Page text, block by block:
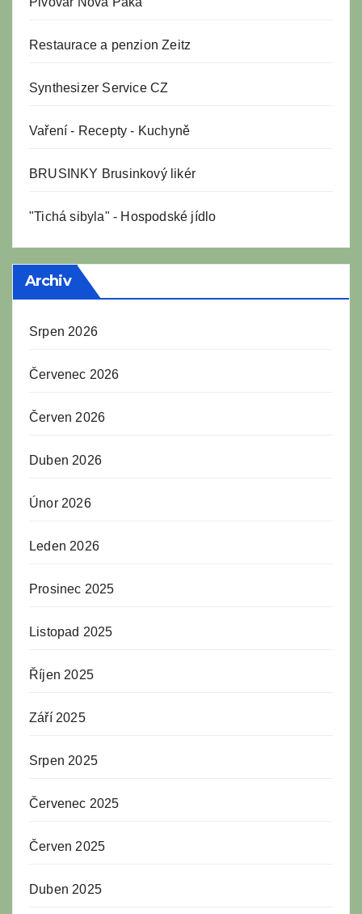
Restaurace a penzion Zeitz
Synthesizer Service CZ
Vaření - Recepty - Kuchyně
BRUSINKY Brusinkový likér
"Tichá sibyla" - Hospodské jídlo
Archiv
Srpen 2026
Červenec 2026
Červen 2026
Duben 2026
Únor 2026
Leden 2026
Prosinec 2025
Listopad 2025
Říjen 2025
Září 2025
Srpen 2025
Červenec 2025
Červen 2025
Duben 2025